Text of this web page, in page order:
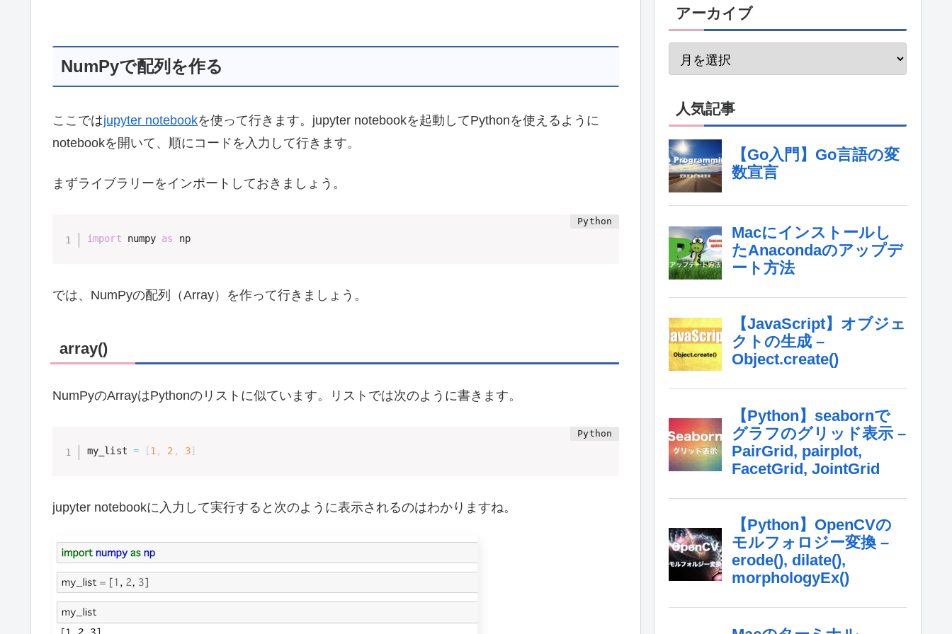
NumPyで配列を作る
ここではjupyter notebookを使って行きます。jupyter notebookを起動してPythonを使えるように
notebookを開いて、順にコードを入力して行きます。
まずライブラリーをインポートしておきましょう。
import numpy as np
では、NumPyの配列（Array）を作って行きましょう。
array()
NumPyのArrayはPythonのリストに似ています。リストでは次のように書きます。
my_list = [1 , 2 , 3]
jupyter notebookに入力して実行すると次のように表示されるのはわかりますね。
アーカイブ
人気記事